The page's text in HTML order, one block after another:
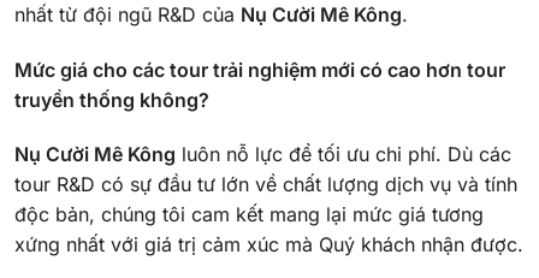
nhất từ đội ngũ R&D của Nụ Cười Mê Kông.
Mức giá cho các tour trải nghiệm mới có cao hơn tour
truyền thống không?
Nụ Cười Mê Kông luôn nỗ lực để tối ưu chi phí. Dù các
tour R&D có sự đầu tư lớn về chất lượng dịch vụ và tính
độc bản, chúng tôi cam kết mang lại mức giá tương
xứng nhất với giá trị cảm xúc mà Quý khách nhận được.